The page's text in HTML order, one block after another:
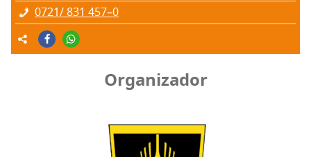
0721/ 831 457–0
Organizador